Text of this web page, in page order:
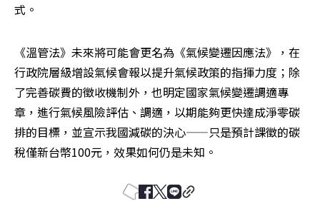
式。
《溫管法》未來將可能會更名為《氣候變遷因應法》，在
行政院層級增設氣候會報以提升氣候政策的指揮力度；除
了完善碳費的徵收機制外，也明定國家氣候變遷調適專
章，進行氣候風險評估、調適，以期能夠更快達成淨零碳
排的目標，並宣示我國減碳的決心——只是預計課徵的碳
稅僅新台幣100元，效果如何仍是未知。